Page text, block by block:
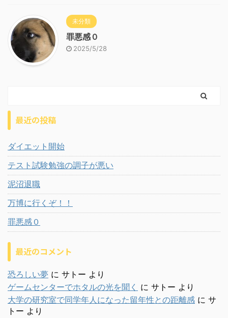
未分類
罪悪感０
2025/5/28
最近の投稿
ダイエット開始
テスト試験勉強の調子が悪い
泥沼退職
万博に行くぞ！！
罪悪感０
最近のコメント
恐ろしい夢 に サトー より
ゲームセンターでホタルの光を聞く に サトー より
大学の研究室で同学年人になった留年性との距離感 に サ
トー より